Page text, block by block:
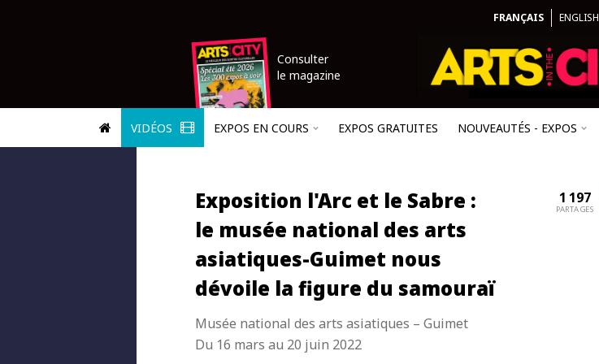
FRANÇAIS ENGLISH
Consulter
le magazine
VIDÉOS EXPOS EN COURS EXPOS GRATUITES NOUVEAUTÉS - EXPOS
Exposition l'Arc et le Sabre :
le musée national des arts
asiatiques-Guimet nous
dévoile la figure du samouraï
Musée national des arts asiatiques – Guimet
Du 16 mars au 20 juin 2022
1 197
PARTAGES